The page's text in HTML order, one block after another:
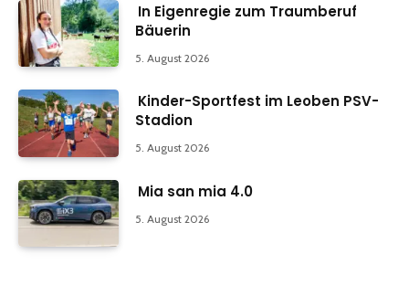
In Eigenregie zum Traumberuf
Bäuerin
5. August 2026
Kinder-Sportfest im Leoben PSV-
Stadion
5. August 2026
Mia san mia 4.0
5. August 2026